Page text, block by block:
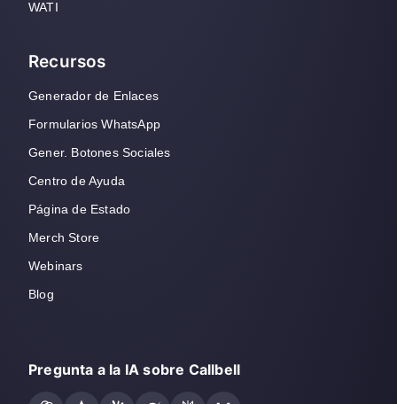
WATI
Recursos
Generador de Enlaces
Formularios WhatsApp
Gener. Botones Sociales
Centro de Ayuda
Página de Estado
Merch Store
Webinars
Blog
Pregunta a la IA sobre Callbell